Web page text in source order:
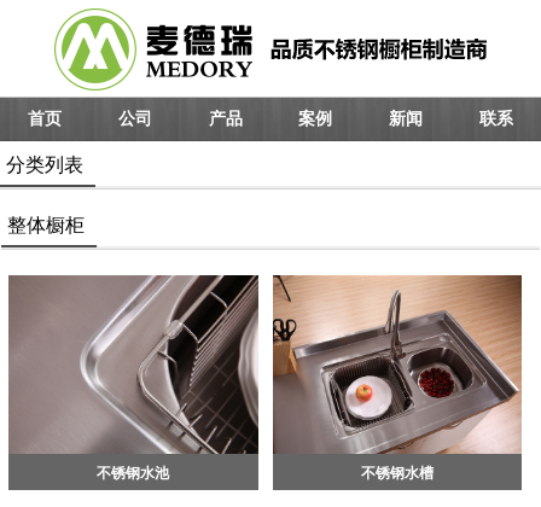
首页 公司 产品 案例 新闻 联系
分类列表
整体橱柜
不锈钢水池 不锈钢水槽